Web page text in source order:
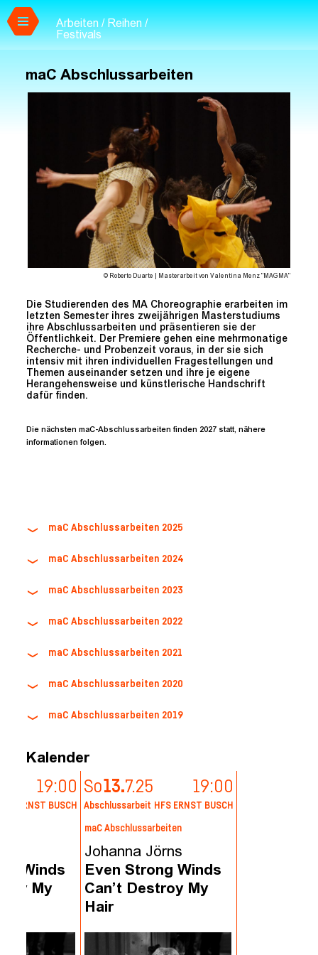
Zum Hauptinhalt springen
Arbeiten / Reihen /
Festivals
maC Abschlussarbeiten
© Roberto Duarte | Masterarbeit von Valentina Menz "MAGMA"
Die Studierenden des MA Choreographie erarbeiten im
letzten Semester ihres zweijährigen Masterstudiums
ihre Abschlussarbeiten und präsentieren sie der
Öffentlichkeit. Der Premiere gehen eine mehrmonatige
Recherche- und Probenzeit voraus, in der sie sich
intensiv mit ihren individuellen Fragestellungen und
Themen auseinander setzen und ihre je eigene
Herangehensweise und künstlerische Handschrift
dafür finden.
Die nächsten maC-Abschlussarbeiten finden 2027 statt, nähere
informationen folgen.
maC Abschlussarbeiten 2025
maC Abschlussarbeiten 2024
maC Abschlussarbeiten 2023
maC Abschlussarbeiten 2022
maC Abschlussarbeiten 2021
maC Abschlussarbeiten 2020
maC Abschlussarbeiten 2019
Kalender
19:00
ERNST BUSCH
Winds
My
So13.7.25 19:00
Abschlussarbeit HFS ERNST BUSCH
maC Abschlussarbeiten
Johanna Jörns
Even Strong Winds
Can’t Destroy My
Hair